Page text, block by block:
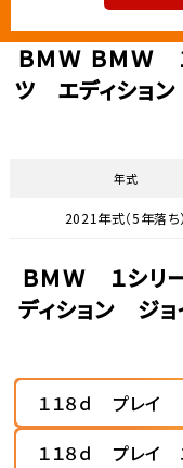
ＢＭＷ ＢＭＷ
ツ エディショ
年式
2021年式（5年落ち）
ＢＭＷ １シリ
ディション ジ
１１８ｄ プレイ
１１８ｄ プレイ